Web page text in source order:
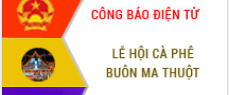
Thứ trưởng Bộ Y tế làm việc với tỉnh
Đắk Lắk về phát triển nhân lực y tế
cho trạm y tế cấp xã
Du lịch Đắk Lắk nâng tầm trải nghiệm
du khách thông qua Hệ thống cơ sở dữ
liệu và Bản đồ số
Tập huấn ứng dụng trí tuệ nhân tạo (AI)
trong thương mại điện tử năm 2026